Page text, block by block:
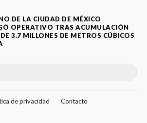
DE LA CIUDAD DE MÉXICO
OPERATIVO TRAS ACUMULACIÓN
3.7 MILLONES DE METROS CÚBICOS
de privacidad Contacto